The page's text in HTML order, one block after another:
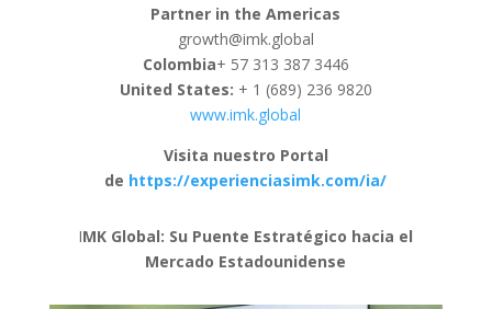
Partner in the Americas
growth@imk.global
Colombia+ 57 313 387 3446
United States: + 1 (689) 236 9820
www.imk.global
Visita nuestro Portal
de https://experienciasimk.com/ia/
IMK Global: Su Puente Estratégico hacia el
Mercado Estadounidense